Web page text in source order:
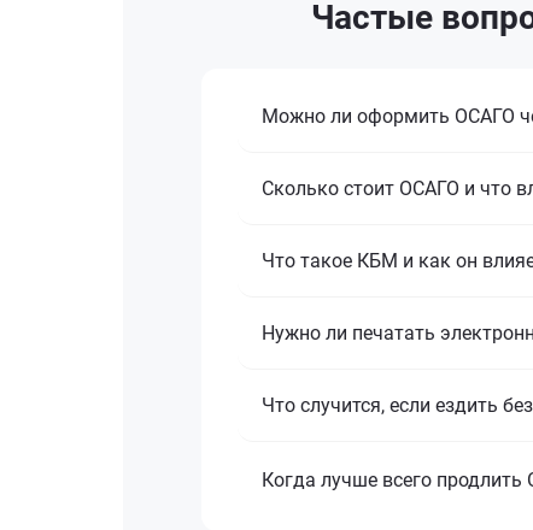
Частые
Можно ли оформить ОСАГО
Сколько стоит ОСАГО и что
Что такое КБМ и как он
Нужно ли печатать
Что случится, если ездить
Когда лучше всего продлить